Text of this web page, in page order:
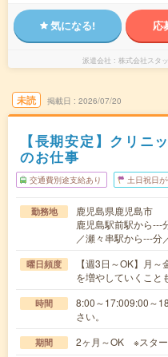
気になる! 応
派遣会社 株式会社スタ
未読 掲載日 2026/07/20
【長期安定】クリニ
のお仕事
交通費別途支給あり 土日祝日
勤務地
鹿児島県鹿児島市
鹿児島駅前駅から---
／瀬々串駅から---分
曜日頻度
【週3日～OK】月
を増やしていくこと
時間
8:00～17:009:00～
さい。
期間 2ヶ月～OK ※スター